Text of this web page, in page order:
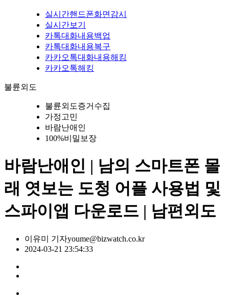
실시간핸드폰화면감시
실시간보기
카톡대화내용백업
카톡대화내용복구
카카오톡대화내용해킹
카카오톡해킹
불륜외도
불륜외도증거수집
가정고민
바람난애인
100%비밀보장
바람난애인 | 남의 스마트폰 몰
래 엿보는 도청 어플 사용법 및
스파이앱 다운로드 | 남편외도
이유미 기자youme@bizwatch.co.kr
2024-03-21 23:54:33